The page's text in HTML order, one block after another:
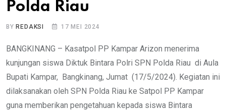
Polda Riau
BY REDAKSI 17 MEI 2024
BANGKINANG – Kasatpol PP Kampar Arizon menerima
kunjungan siswa Diktuk Bintara Polri SPN Polda Riau di Aula
Bupati Kampar, Bangkinang, Jumat (17/5/2024). Kegiatan ini
dilaksanakan oleh SPN Polda Riau ke Satpol PP Kampar
guna memberikan pengetahuan kepada siswa Bintara